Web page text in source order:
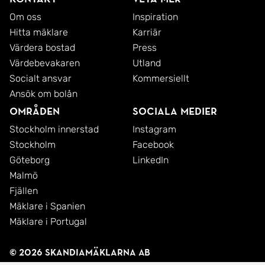
Om oss
Hitta mäklare
Värdera bostad
Värdebevakaren
Socialt ansvar
Ansök om bolån
Inspiration
Karriär
Press
Utland
Kommersiellt
Områden
Stockholm innerstad
Stockholm
Göteborg
Malmö
Fjällen
Mäklare i Spanien
Mäklare i Portugal
Sociala medier
Instagram
Facebook
LinkedIn
© 2026 SkandiaMäklarna AB